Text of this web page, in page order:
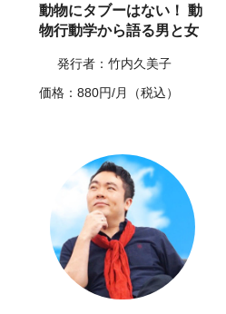
動物にタブーはない！ 動
物行動学から語る男と女
発行者：竹内久美子
価格：880円/月（税込）